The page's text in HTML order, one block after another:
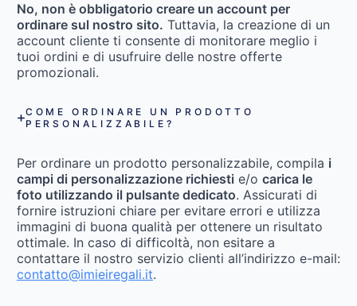
No, non è obbligatorio creare un account per
ordinare sul nostro sito. Tuttavia, la creazione di un
account cliente ti consente di monitorare meglio i
tuoi ordini e di usufruire delle nostre offerte
promozionali.
COME ORDINARE UN PRODOTTO
PERSONALIZZABILE?
Per ordinare un prodotto personalizzabile, compila i
campi di personalizzazione richiesti e/o carica le
foto utilizzando il pulsante dedicato. Assicurati di
fornire istruzioni chiare per evitare errori e utilizza
immagini di buona qualità per ottenere un risultato
ottimale. In caso di difficoltà, non esitare a
contattare il nostro servizio clienti all’indirizzo e-mail:
contatto@imieiregali.it.